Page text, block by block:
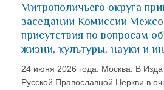
Митрополичьего округа
заседании Комиссии
присутствия по вопросам
жизни, культуры, науки и
24 июня 2026 года. Москва. В
Русской Православной Церкви в